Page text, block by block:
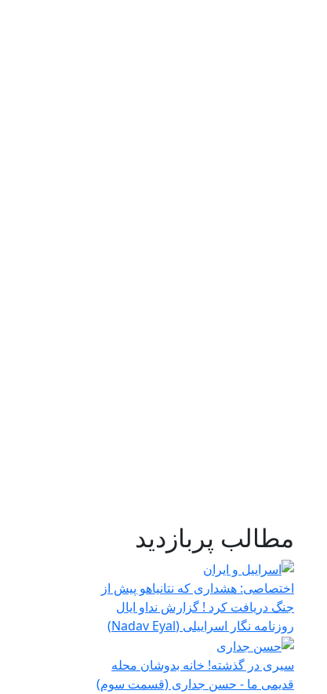
مطالب پربازدید
اختصاصی: هشداری که نتانیاهو پیش از
جنگ دریافت کرد ! گزارش نداو ایال
روزنامه نگار اسراییلی (Nadav Eyal)
سیری در گذشته! خانه بدوشان محله
قدیمی ما - حسن جداری (قسمت سوم)